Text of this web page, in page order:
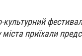
приїхали